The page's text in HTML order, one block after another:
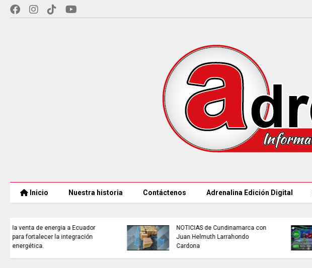
Inicio Nuestra historia Contáctenos Adrenalina Edición Digital
buscan mejorar la calidad del
agua que consumen miles de
familias en Cundinamarca.
TRABAJO....................si hay //
jueves 6 de agosto de 2026